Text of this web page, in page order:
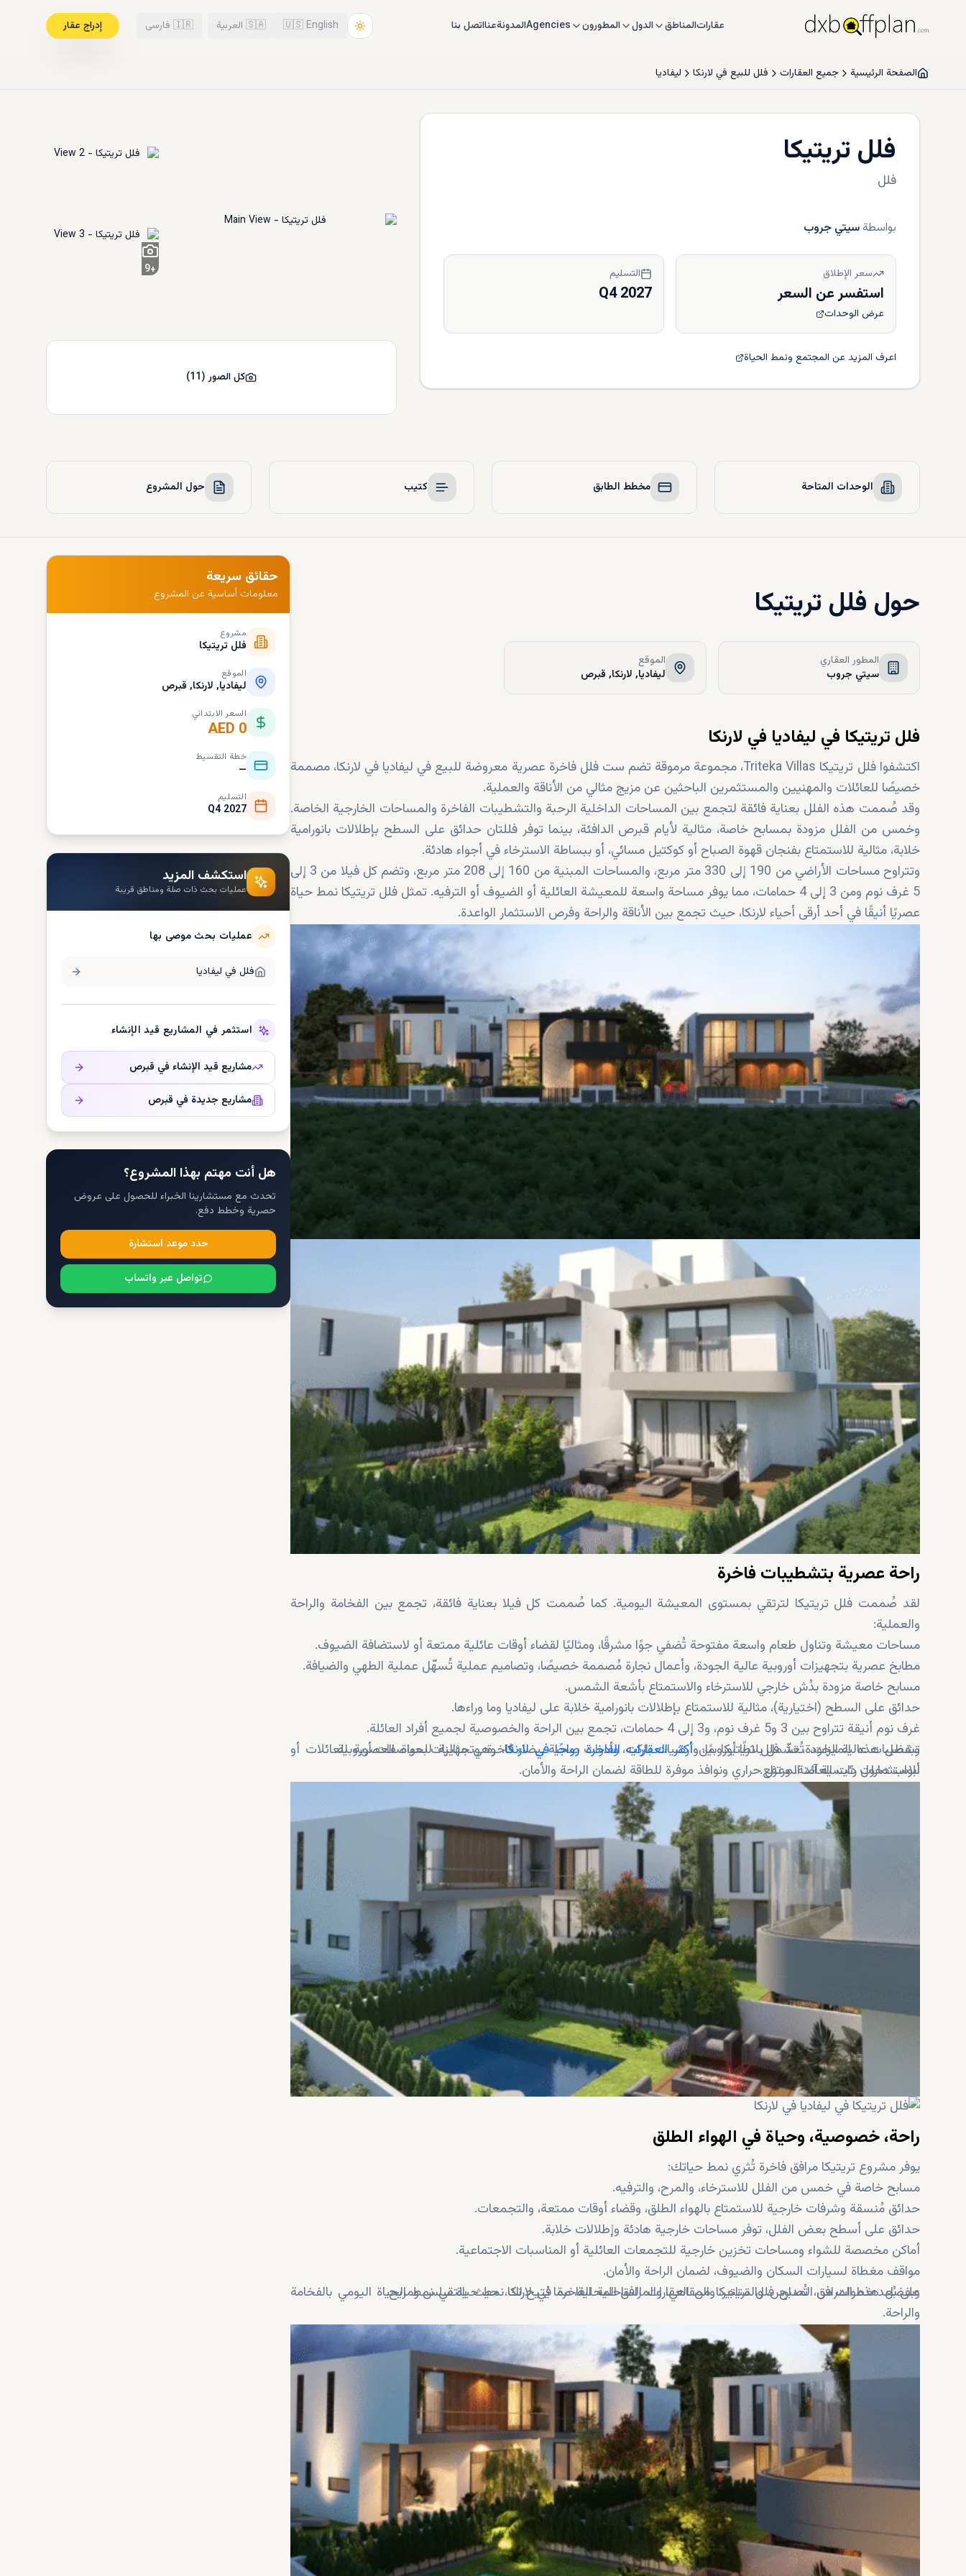
عقاراتالمناطق الدول المطورون Agenciesالمدونةعنااتصل بنا 🇺🇸 English
🇸🇦 العربية 🇮🇷 فارسی إدراج عقار
الصفحة الرئيسية جميع العقارات فلل للبيع في لارنكا ليفاديا
فلل تريتيكا
فلل
بواسطةسيتي جروب
سعر الإطلاق
استفسر عن السعر
عرض الوحدات
التسليم
Q4 2027
اعرف المزيد عن المجتمع ونمط الحياة
+
9
كل الصور(
11
)
الوحدات المتاحة مخطط الطابق كتيب حول المشروع
حول فلل تريتيكا
المطور العقاري
سيتي جروب
الموقع
ليفاديا, لارنكا, قبرص
فلل تريتيكا في ليفاديا في لارنكا
اكتشفوا فلل تريتيكا Triteka Villas، مجموعة مرموقة تضم ست فلل فاخرة عصرية معروضة للبيع في ليفاديا في لارنكا، مصممة
خصيصًا للعائلات والمهنيين والمستثمرين الباحثين عن مزيج مثالي من الأناقة والعملية.
وقد صُممت هذه الفلل بعناية فائقة لتجمع بين المساحات الداخلية الرحبة والتشطيبات الفاخرة والمساحات الخارجية الخاصة.
وخمس من الفلل مزودة بمسابح خاصة، مثالية لأيام قبرص الدافئة، بينما توفر فللتان حدائق على السطح بإطلالات بانورامية
خلابة، مثالية للاستمتاع بفنجان قهوة الصباح أو كوكتيل مسائي، أو ببساطة الاسترخاء في أجواء هادئة.
وتتراوح مساحات الأراضي من 190 إلى 330 متر مربع، والمساحات المبنية من 160 إلى 208 متر مربع، وتضم كل فيلا من 3 إلى
5 غرف نوم ومن 3 إلى 4 حمامات، مما يوفر مساحة واسعة للمعيشة العائلية أو الضيوف أو الترفيه. تمثل فلل تريتيكا نمط حياة
عصريًا أنيقًا في أحد أرقى أحياء لارنكا، حيث تجمع بين الأناقة والراحة وفرص الاستثمار الواعدة.
راحة عصرية بتشطيبات فاخرة
لقد صُممت فلل تريتيكا لترتقي بمستوى المعيشة اليومية. كما صُممت كل فيلا بعناية فائقة، تجمع بين الفخامة والراحة
والعملية:
مساحات معيشة وتناول طعام واسعة مفتوحة تُضفي جوًا مشرقًا، ومثاليًا لقضاء أوقات عائلية ممتعة أو لاستضافة الضيوف.
مطابخ عصرية بتجهيزات أوروبية عالية الجودة، وأعمال نجارة مُصممة خصيصًا، وتصاميم عملية تُسهّل عملية الطهي والضيافة.
مسابح خاصة مزودة بدُش خارجي للاسترخاء والاستمتاع بأشعة الشمس.
حدائق على السطح (اختيارية)، مثالية للاستمتاع بإطلالات بانورامية خلابة على ليفاديا وما وراءها.
غرف نوم أنيقة تتراوح بين 3 و5 غرف نوم، و3 إلى 4 حمامات، تجمع بين الراحة والخصوصية لجميع أفراد العائلة.
تشطيبات عالية الجودة، تشمل بلاطًا أوروبيًا، وأرضيات باركيه، وأدوات صحية بيضاء فاخرة، وتجهيزات بمواصفات أوروبية.
أبواب دخول رئيسية آمنة، وعزل حراري ونوافذ موفرة للطاقة لضمان الراحة والأمان.
توفير التكييف والتدفئة المركزية، وخدمة إنترنت فائقة السرعة.
وبفضل هذه الميزات، تُعدّ فلل تريتيكا منأكثر العقارات الفاخرة رواجًا في لارنكا، وهي مثالية للحياة العصرية للعائلات أو
للاستثمارات ذات العائد المرتفع.
راحة، خصوصية، وحياة في الهواء الطلق
يوفر مشروع تريتيكا مرافق فاخرة تُثري نمط حياتك:
مسابح خاصة في خمس من الفلل للاسترخاء، والمرح، والترفيه.
حدائق مُنسقة وشرفات خارجية للاستمتاع بالهواء الطلق، وقضاء أوقات ممتعة، والتجمعات.
حدائق على أسطح بعض الفلل، توفر مساحات خارجية هادئة وإطلالات خلابة.
أماكن مخصصة للشواء ومساحات تخزين خارجية للتجمعات العائلية أو المناسبات الاجتماعية.
مواقف مغطاة لسيارات السكان والضيوف، لضمان الراحة والأمان.
على بُعد خطوات من المدارس، والمتاجر، والمقاهي، والمرافق المحلية، مما يُتيح لك نمط حياة سلس ومريح.
وبفضل هذه المرافق، تُصبح فلل تريتيكا من العقارات الساحلية الفاخرة في لارنكا، حيث يلتقي نمط الحياة اليومي بالفخامة
والراحة.
حقائق سريعة
معلومات أساسية عن المشروع
مشروع
فلل تريتيكا
الموقع
ليفاديا, لارنكا, قبرص
السعر الابتدائي
AED 0
خطة التقسيط
—
التسليم
Q4 2027
استكشف المزيد
عمليات بحث ذات صلة ومناطق قريبة
عمليات بحث موصى بها
فلل في ليفاديا
استثمر في المشاريع قيد الإنشاء
مشاريع قيد الإنشاء في قبرص
مشاريع جديدة في قبرص
هل أنت مهتم بهذا المشروع؟
تحدث مع مستشارينا الخبراء للحصول على عروض
حصرية وخطط دفع.
حدد موعد استشارة
تواصل عبر واتساب